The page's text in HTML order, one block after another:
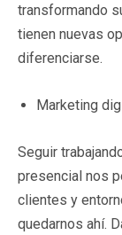
transformando
tienen nuevas
diferenciarse.
Marketing
Seguir
presencial nos
clientes y
quedarnos ahí.